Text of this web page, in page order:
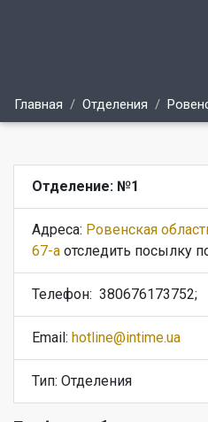
Главная Отделения
Отделение: №1
Адреса: Ровенская
67-а отследить посылку
Телефон: 380676173752;
Email: hotline@intime.ua
Тип: Отделения